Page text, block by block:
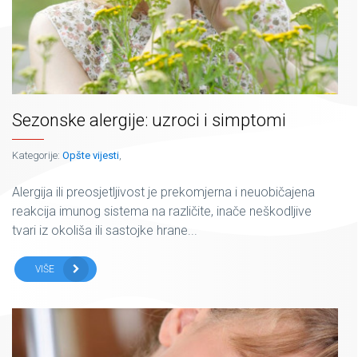
Sezonske alergije: uzroci i simptomi
Kategorije: Opšte vijesti,
Alergija ili preosjetljivost je prekomjerna i neuobičajena
reakcija imunog sistema na različite, inače neškodljive
tvari iz okoliša ili sastojke hrane...
VIŠE